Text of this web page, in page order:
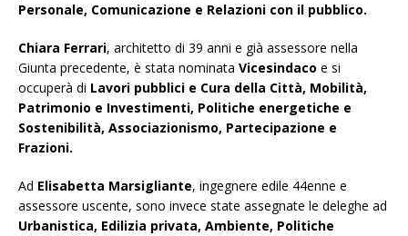
Personale, Comunicazione e Relazioni con il pubblico.
Chiara Ferrari, architetto di 39 anni e già assessore nella
Giunta precedente, è stata nominata Vicesindaco e si
occuperà di Lavori pubblici e Cura della Città, Mobilità,
Patrimonio e Investimenti, Politiche energetiche e
Sostenibilità, Associazionismo, Partecipazione e
Frazioni.
Ad Elisabetta Marsigliante, ingegnere edile 44enne e
assessore uscente, sono invece state assegnate le deleghe ad
Urbanistica, Edilizia privata, Ambiente, Politiche